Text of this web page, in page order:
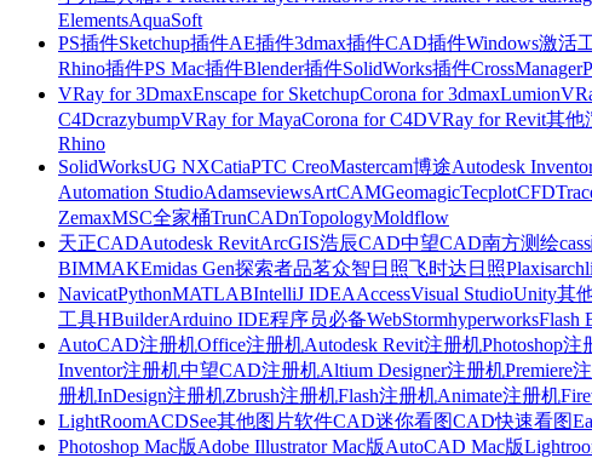
ElementsAquaSoft
PS插件Sketchup插件AE插件3dmax插件CAD插件Windows激活
Rhino插件PS Mac插件Blender插件SolidWorks插件CrossManager
VRay for 3DmaxEnscape for SketchupCorona for 3dmaxLumion
C4DcrazybumpVRay for MayaCorona for C4DVRay for Revit其他
Rhino
SolidWorksUG NXCatiaPTC CreoMastercam博途Autodesk
Automation StudioAdamseviewsArtCAMGeomagicTecplotCFD
ZemaxMSC全家桶TrunCADnTopologyMoldflow
天正CADAutodesk RevitArcGIS浩辰CAD中望CAD南方测绘cass
BIMMAKEmidas Gen探索者品茗众智日照飞时达日照Plaxis
NavicatPythonMATLABIntelliJ IDEAAccessVisual StudioUnity其
工具HBuilderArduino IDE程序员必备WebStormhyperworksFlash
AutoCAD注册机Office注册机Autodesk Revit注册机Photoshop注
Inventor注册机中望CAD注册机Altium Designer注册机Premiere
册机InDesign注册机Zbrush注册机Flash注册机Animate注册机
LightRoomACDSee其他图片软件CAD迷你看图CAD快速看图
Photoshop Mac版Adobe Illustrator Mac版AutoCAD Mac版